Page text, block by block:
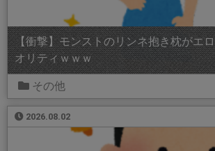
【衝撃】モンストのリンネ抱き枕がエ
オリティｗｗｗ
その他
2026.08.02